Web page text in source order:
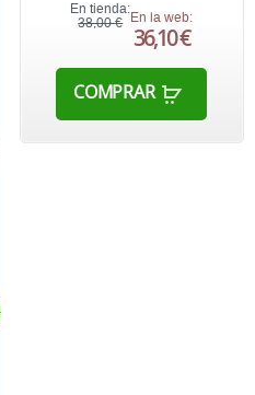
En tienda:
38,00 €
En la web:
36,10 €
COMPRAR